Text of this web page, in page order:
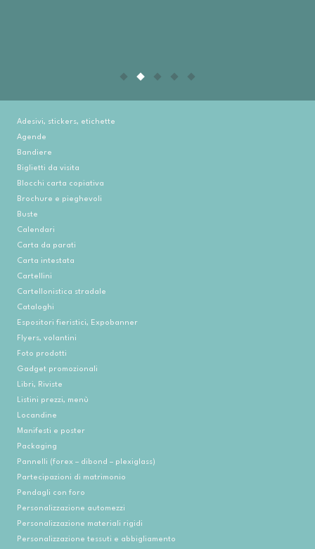
Adesivi, stickers, etichette
Agende
Bandiere
Biglietti da visita
Blocchi carta copiativa
Brochure e pieghevoli
Buste
Calendari
Carta da parati
Carta intestata
Cartellini
Cartellonistica stradale
Cataloghi
Espositori fieristici, Expobanner
Flyers, volantini
Foto prodotti
Gadget promozionali
Libri, Riviste
Listini prezzi, menù
Locandine
Manifesti e poster
Packaging
Pannelli (forex – dibond – plexiglass)
Partecipazioni di matrimonio
Pendagli con foro
Personalizzazione automezzi
Personalizzazione materiali rigidi
Personalizzazione tessuti e abbigliamento